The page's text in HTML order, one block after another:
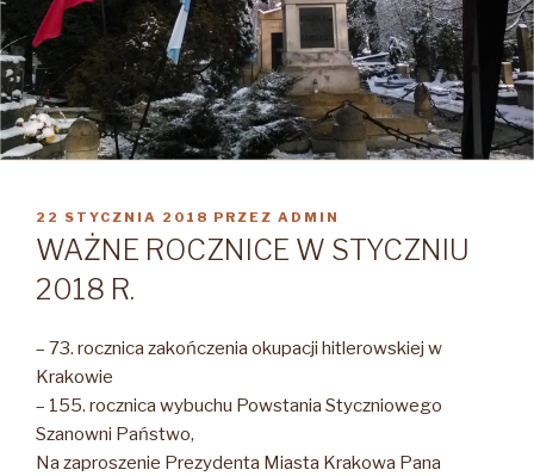
OPUBLIKOWANE
W
22 STYCZNIA 2018 PRZEZ ADMIN
WAŻNE ROCZNICE W STYCZNIU
2018 R.
– 73. rocznica zakończenia okupacji hitlerowskiej w
Krakowie
– 155. rocznica wybuchu Powstania Styczniowego
Szanowni Państwo,
Na zaproszenie Prezydenta Miasta Krakowa Pana